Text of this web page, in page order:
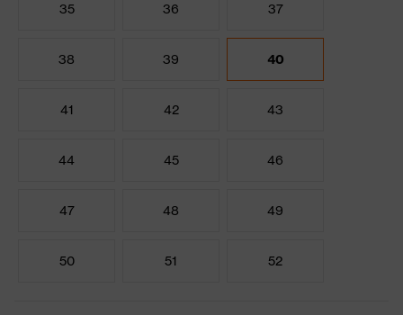
35 36 37
38 39 40
41 42 43
44 45 46
47 48 49
50 51 52